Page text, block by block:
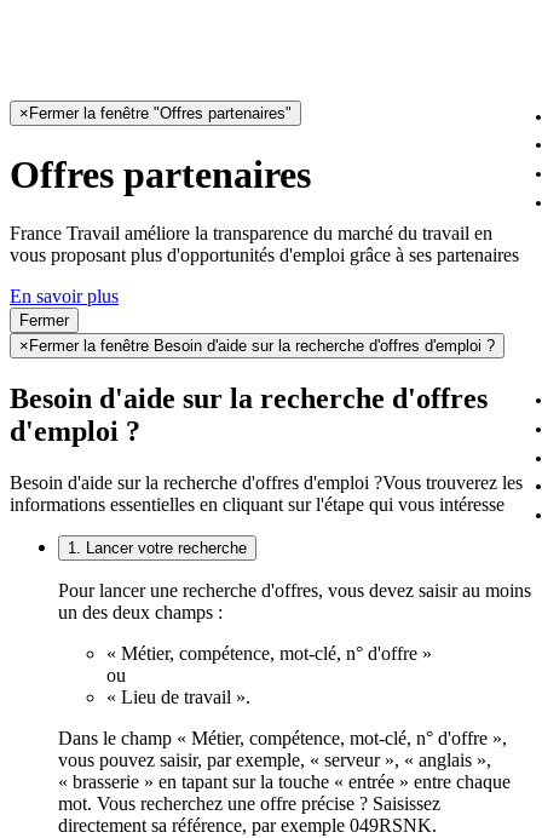
× Fermer la fenêtre "Offres partenaires"
Offres partenaires
France Travail améliore la transparence du marché du travail en
vous proposant plus d'opportunités d'emploi grâce à ses partenaires
En savoir plus
Fermer
× Fermer la fenêtre Besoin d'aide sur la recherche d'offres d'emploi ?
Besoin d'aide sur la recherche d'offres
d'emploi ?
Besoin d'aide sur la recherche d'offres d'emploi ?Vous trouverez les
informations essentielles en cliquant sur l'étape qui vous intéresse
1. Lancer votre recherche
Pour lancer une recherche d'offres, vous devez saisir au moins
un des deux champs :
« Métier, compétence, mot-clé, n° d'offre »
ou
« Lieu de travail ».
Dans le champ « Métier, compétence, mot-clé, n° d'offre »,
vous pouvez saisir, par exemple, « serveur », « anglais »,
« brasserie » en tapant sur la touche « entrée » entre chaque
mot. Vous recherchez une offre précise ? Saisissez
directement sa référence, par exemple 049RSNK.